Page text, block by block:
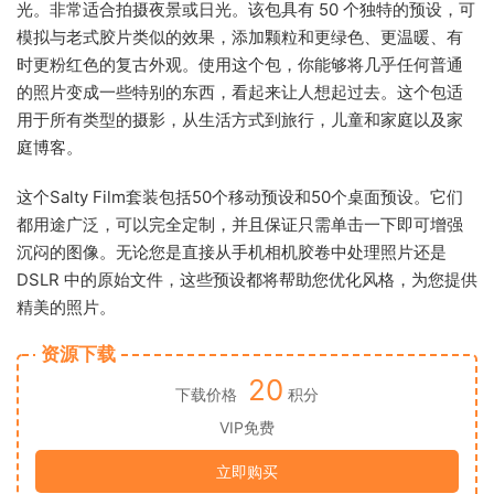
光。非常适合拍摄夜景或日光。该包具有 50 个独特的预设，可
模拟与老式胶片类似的效果，添加颗粒和更绿色、更温暖、有
时更粉红色的复古外观。使用这个包，你能够将几乎任何普通
的照片变成一些特别的东西，看起来让人想起过去。这个包适
用于所有类型的摄影，从生活方式到旅行，儿童和家庭以及家
庭博客。
这个Salty Film套装包括50个移动预设和50个桌面预设。它们
都用途广泛，可以完全定制，并且保证只需单击一下即可增强
沉闷的图像。无论您是直接从手机相机胶卷中处理照片还是
DSLR 中的原始文件，这些预设都将帮助您优化风格，为您提供
精美的照片。
资源下载
下载价格 20 积分
VIP免费
立即购买